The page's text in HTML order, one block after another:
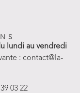
lundi au vendredi
: contact@la-
03 22